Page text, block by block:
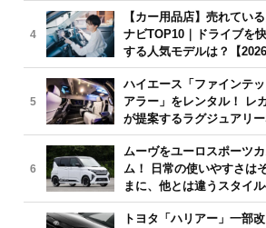
4
【カー用品店】売れてい
ナビTOP10｜ドライブを
する人気モデルは？【
月版】
5
ハイエース「ファインテ
アラー」をレンタル！ レ
が提案するラグジュアリ
動体験
6
ムーヴをユーロスポーツ
ム！ 日常の使いやすさは
まに、他とは違うスタイ
トヨタ「ハリアー」一部